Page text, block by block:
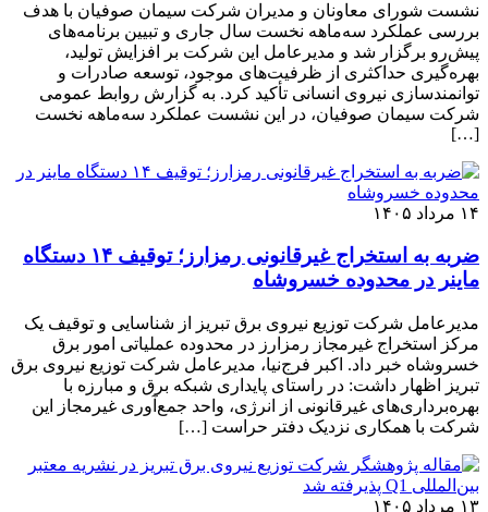
نشست شورای معاونان و مدیران شرکت سیمان صوفیان با هدف
بررسی عملکرد سه‌ماهه نخست سال جاری و تبیین برنامه‌های
پیش‌رو برگزار شد و مدیرعامل این شرکت بر افزایش تولید،
بهره‌گیری حداکثری از ظرفیت‌های موجود، توسعه صادرات و
توانمندسازی نیروی انسانی تأکید کرد. به گزارش روابط عمومی
شرکت سیمان صوفیان، در این نشست عملکرد سه‌ماهه نخست
[…]
۱۴ مرداد ۱۴۰۵
ضربه به استخراج غیرقانونی رمزارز؛ توقیف ۱۴ دستگاه
ماینر در محدوده خسروشاه
مدیرعامل شرکت توزیع نیروی برق تبریز از شناسایی و توقیف یک
مرکز استخراج غیرمجاز رمزارز در محدوده عملیاتی امور برق
خسروشاه خبر داد. اکبر فرج‌نیا، مدیرعامل شرکت توزیع نیروی برق
تبریز اظهار داشت: در راستای پایداری شبکه برق و مبارزه با
بهره‌برداری‌های غیرقانونی از انرژی، واحد جمع‌آوری غیرمجاز این
شرکت با همکاری نزدیک دفتر حراست […]
۱۳ مرداد ۱۴۰۵